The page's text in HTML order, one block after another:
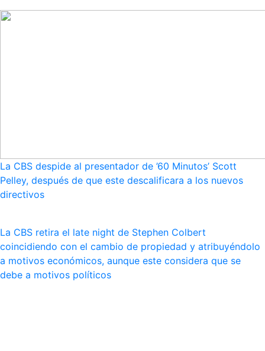
La CBS despide al presentador de ’60 Minutos’ Scott
Pelley, después de que este descalificara a los nuevos
directivos
La CBS retira el late night de Stephen Colbert
coincidiendo con el cambio de propiedad y atribuyéndolo
a motivos económicos, aunque este considera que se
debe a motivos políticos